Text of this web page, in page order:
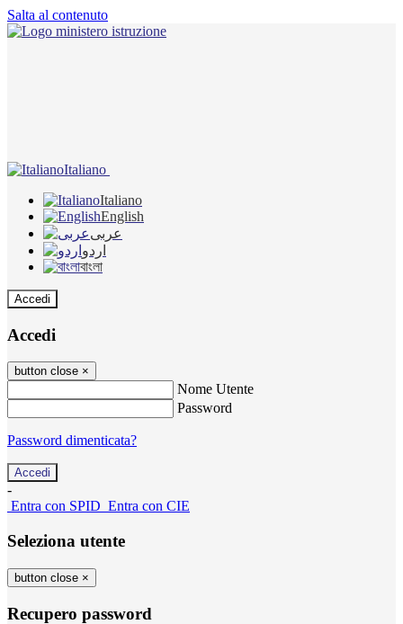
Salta al contenuto
Italiano
Italiano
English
عربى
اردو
বাংলা
Accedi
Accedi
button close ×
Nome Utente
Password
Password dimenticata?
-
Entra con SPID Entra con CIE
Seleziona utente
button close ×
Recupero password